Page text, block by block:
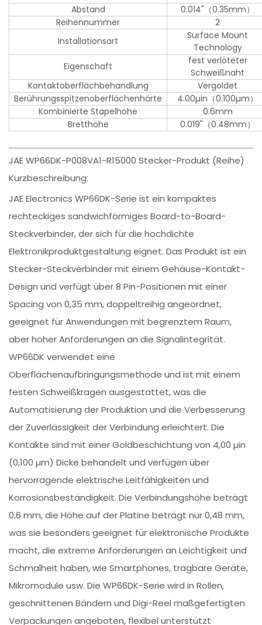
Abstand
0.014"（0.35mm）
Reihennummer
2
Installationsart
Surface Mount
Technology
Eigenschaft
fest verlöteter
Schweißnaht
Kontaktoberflächbehandlung
Vergoldet
Berührungsspitzenoberflächenhärte
4.00µin（0.100µm）
Kombinierte Stapelhöhe
0.6mm
Bretthöhe
0.019"（0.48mm）
JAE WP66DK-P008VA1-R15000 Stecker-Produkt (Reihe)
Kurzbeschreibung:
JAE Electronics WP66DK-Serie ist ein kompaktes
rechteckiges sandwichförmiges Board-to-Board-
Steckverbinder, der sich für die hochdichte
Elektronikproduktgestaltung eignet. Das Produkt ist ein
Stecker-Steckverbinder mit einem Gehäuse-Kontakt-
Design und verfügt über 8 Pin-Positionen mit einer
Spacing von 0,35 mm, doppeltreihig angeordnet,
geeignet für Anwendungen mit begrenztem Raum,
aber hoher Anforderungen an die Signalintegrität.
WP66DK verwendet eine
Oberflächenaufbringungsmethode und ist mit einem
festen Schweißkragen ausgestattet, was die
Automatisierung der Produktion und die Verbesserung
der Zuverlässigkeit der Verbindung erleichtert. Die
Kontakte sind mit einer Goldbeschichtung von 4,00 µin
(0,100 µm) Dicke behandelt und verfügen über
hervorragende elektrische Leitfähigkeiten und
Korrosionsbeständigkeit. Die Verbindungshöhe beträgt
0,6 mm, die Höhe auf der Platine beträgt nur 0,48 mm,
was sie besonders geeignet für elektronische Produkte
macht, die extreme Anforderungen an Leichtigkeit und
Schmalheit haben, wie Smartphones, tragbare Geräte,
Mikromodule usw. Die WP66DK-Serie wird in Rollen,
geschnittenen Bändern und Digi-Reel maßgefertigten
Verpackungen angeboten, flexibel unterstützt